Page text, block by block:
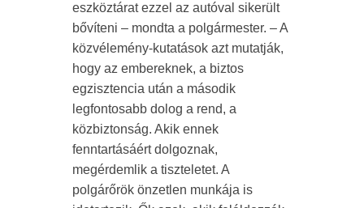
eszköztárat ezzel az autóval sikerült
bővíteni – mondta a polgármester. – A
közvélemény-kutatások azt mutatják,
hogy az embereknek, a biztos
egzisztencia után a második
legfontosabb dolog a rend, a
közbiztonság. Akik ennek
fenntartásáért dolgoznak,
megérdemlik a tiszteletet. A
polgárőrök önzetlen munkája is